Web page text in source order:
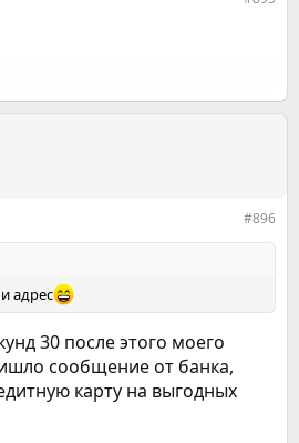
#896
адрес
30 после этого моего
сообщение от банка,
карту на выгодных